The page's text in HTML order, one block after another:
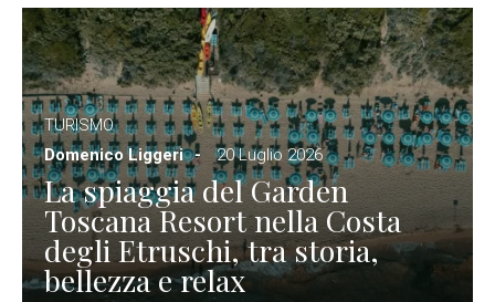
TURISMO
Domenico Liggeri
20 Luglio 2026
La spiaggia del Garden
Toscana Resort nella Costa
degli Etruschi, tra storia,
bellezza e relax